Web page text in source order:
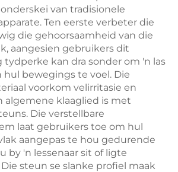
van tradisionele
Ten eerste verbeter die
die gehoorsaamheid van die
aangesien gebruikers dit
tydperke kan dra sonder om 'n las
bewegings te voel. Die
voorkom velirritasie en
algemene klaaglied is met
Die verstellbare
laat gebruikers toe om hul
aangepas te hou gedurende
by 'n lessenaar sit of ligte
steun se slanke profiel maak